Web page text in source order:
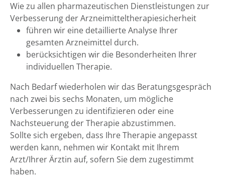
Wie zu allen pharmazeutischen Dienstleistungen zur
Verbesserung der Arzneimitteltherapiesicherheit
führen wir eine detaillierte Analyse Ihrer
gesamten Arzneimittel durch.
berücksichtigen wir die Besonderheiten Ihrer
individuellen Therapie.
Nach Bedarf wiederholen wir das Beratungsgespräch
nach zwei bis sechs Monaten, um mögliche
Verbesserungen zu identifizieren oder eine
Nachsteuerung der Therapie abzustimmen.
Sollte sich ergeben, dass Ihre Therapie angepasst
werden kann, nehmen wir Kontakt mit Ihrem
Arzt/Ihrer Ärztin auf, sofern Sie dem zugestimmt
haben.